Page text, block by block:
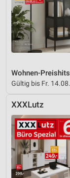
Wohnen-Preishits
Gültig bis Fr. 14.08.
XXXLutz